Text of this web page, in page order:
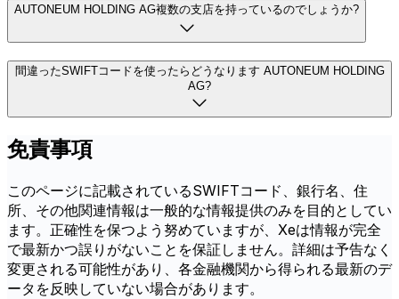
AUTONEUM HOLDING AG複数の支店を持っているのでしょうか?
間違ったSWIFTコードを使ったらどうなります AUTONEUM HOLDING
AG?
免責事項
このページに記載されているSWIFTコード、銀行名、住
所、その他関連情報は一般的な情報提供のみを目的としてい
ます。正確性を保つよう努めていますが、Xeは情報が完全
で最新かつ誤りがないことを保証しません。詳細は予告なく
変更される可能性があり、各金融機関から得られる最新のデ
ータを反映していない場合があります。